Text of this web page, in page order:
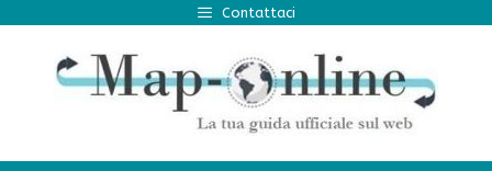
contenuto
Contattaci